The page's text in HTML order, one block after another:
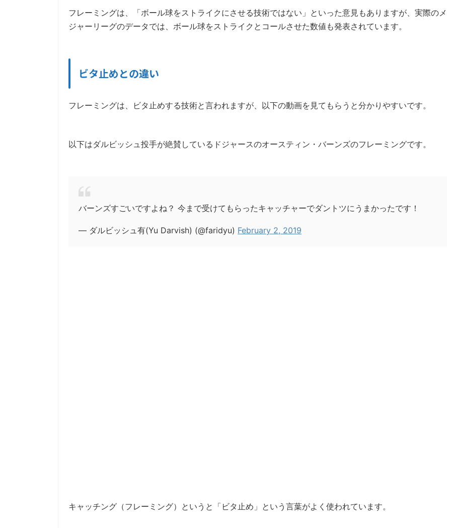
フレーミングは、「ボール球をストライクにさせる技術ではない」といった意見もありますが、実際のメ
ジャーリーグのデータでは、ボール球をストライクとコールさせた数値も発表されています。
ビタ止めとの違い
フレーミングは、ビタ止めする技術と言われますが、以下の動画を見てもらうと分かりやすいです。
以下はダルビッシュ投手が絶賛しているドジャースのオースティン・バーンズのフレーミングです。
バーンズすごいですよね？ 今まで受けてもらったキャッチャーでダントツにうまかったです！
— ダルビッシュ有(Yu Darvish) (@faridyu) February 2, 2019
キャッチング（フレーミング）というと「ビタ止め」という言葉がよく使われています。